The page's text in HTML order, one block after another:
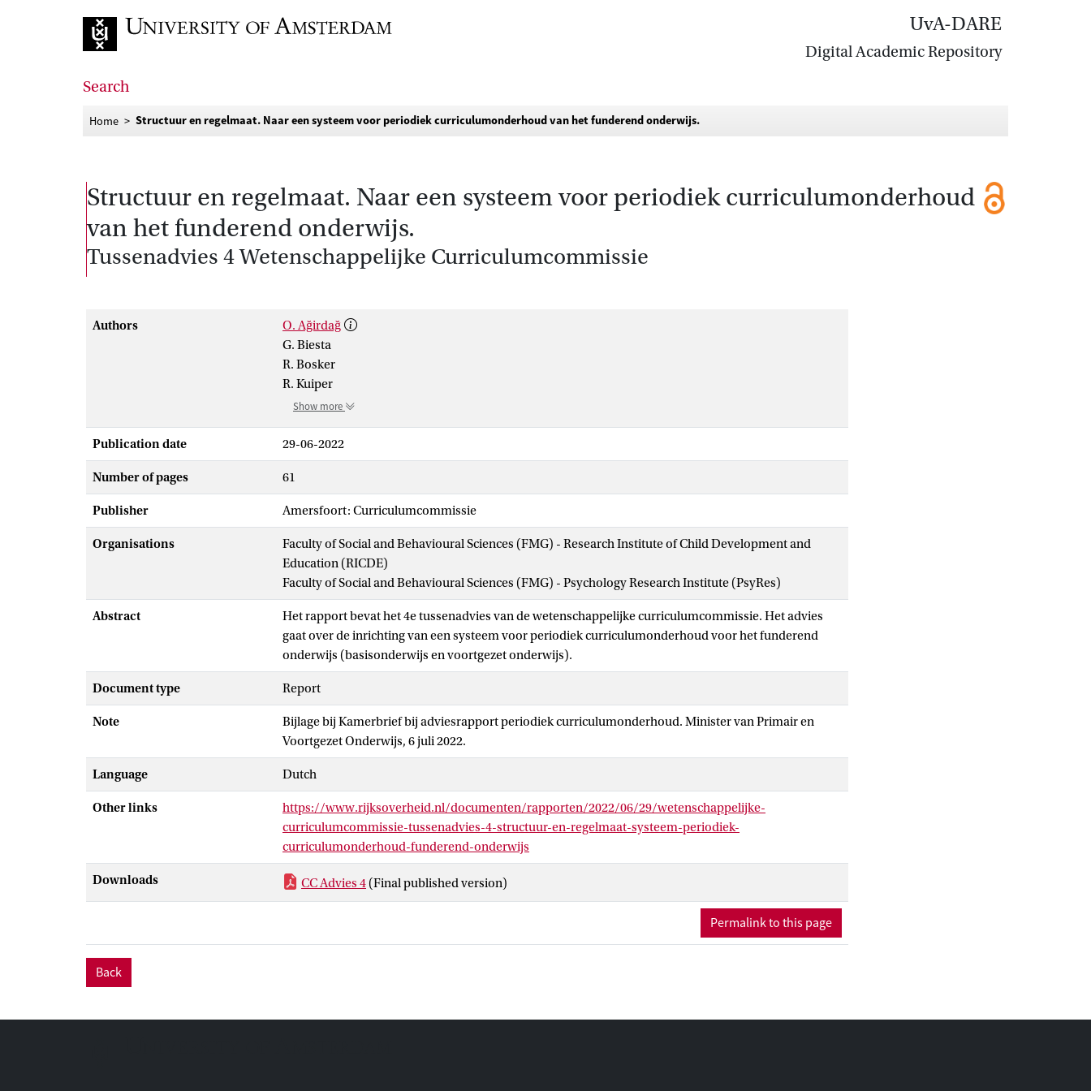
UvA-DARE
Digital Academic Repository
Search
Home Structuur en regelmaat. Naar een systeem voor periodiek curriculumonderhoud van het funderend onderwijs.
Structuur en regelmaat. Naar een systeem voor periodiek curriculumonderhoud
van het funderend onderwijs.
Tussenadvies 4 Wetenschappelijke Curriculumcommissie
Authors
O. Ağirdağ
G. Biesta
R. Bosker
R. Kuiper
Show more
Publication date 29-06-2022
Number of pages 61
Publisher Amersfoort: Curriculumcommissie
Organisations
Faculty of Social and Behavioural Sciences (FMG) - Research Institute of Child Development and
Education (RICDE)
Faculty of Social and Behavioural Sciences (FMG) - Psychology Research Institute (PsyRes)
Abstract
Het rapport bevat het 4e tussenadvies van de wetenschappelijke curriculumcommissie. Het advies
gaat over de inrichting van een systeem voor periodiek curriculumonderhoud voor het funderend
onderwijs (basisonderwijs en voortgezet onderwijs).
Document type Report
Note
Bijlage bij Kamerbrief bij adviesrapport periodiek curriculumonderhoud. Minister van Primair en
Voortgezet Onderwijs, 6 juli 2022.
Language Dutch
Other links
https://www.rijksoverheid.nl/documenten/rapporten/2022/06/29/wetenschappelijke-
curriculumcommissie-tussenadvies-4-structuur-en-regelmaat-systeem-periodiek-
curriculumonderhoud-funderend-onderwijs
Downloads CC Advies 4 (Final published version)
Permalink to this page
Back